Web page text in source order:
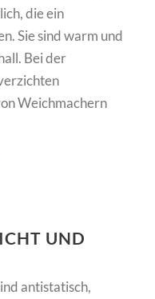
die ein
Sie sind warm und
Bei der
Weichmachern
UND
antistatisch,